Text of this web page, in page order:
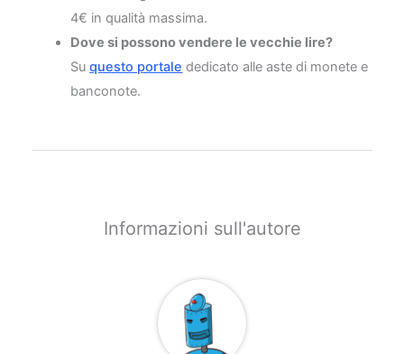
4€ in qualità massima.
Dove si possono vendere le vecchie lire?
Suquesto portale dedicato alle aste di monete e
banconote.
Informazioni sull'autore